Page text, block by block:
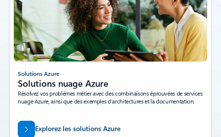
ÉTAPES SUIVANTES
Choisir le compte Azure qui vous
convient
Payez au fur et à mesure ou essayez Azure gratuitement pendant 30 jours
maximum.